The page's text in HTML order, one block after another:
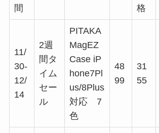
間
格
11/
30-
12/
14
2週
間タ
イム
セー
ル
PITAKA
MagEZ
Case iP
hone7Pl
us/8Plus
対応 7
色
48
99
31
55